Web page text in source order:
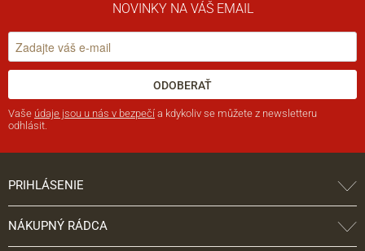
NOVINKY NA VÁŠ EMAIL
ODOBERAŤ
Vaše údaje jsou u nás v bezpečí a kdykoliv se můžete z newsletteru
odhlásit.
PRIHLÁSENIE
NÁKUPNÝ RÁDCA